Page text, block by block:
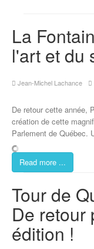
La
l'art et du
Jean-Michel Lachance
De retour cette année,
création de cette
Parlement de Québec.
Read more ...
Tour de
De retour
édition !